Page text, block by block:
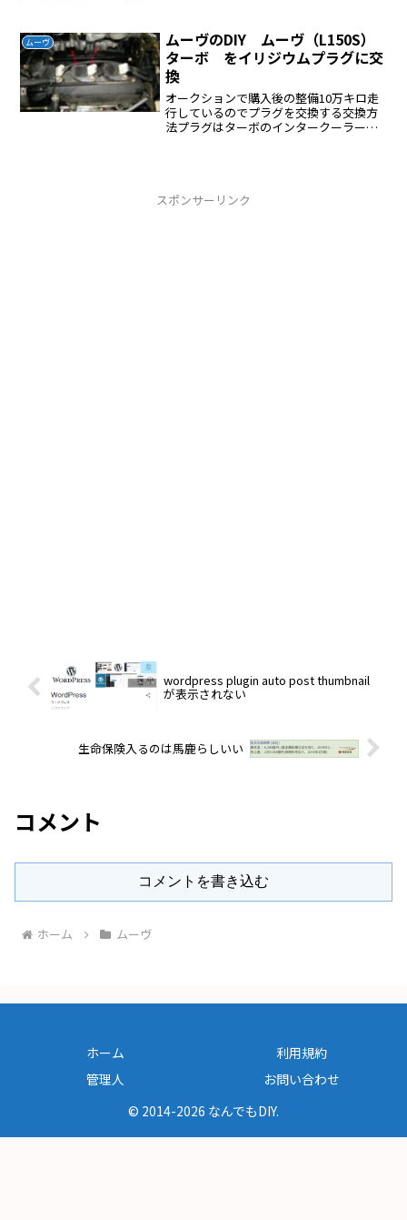
ムーヴ
ムーヴのDIY ムーヴ（L150S）
ターボ をイリジウムプラグに交
換
オークションで購入後の整備10万キロ走
行しているのでプラグを交換する交換方
法プラグはターボのインタークーラー下
スポンサーリンク
wordpress plugin auto post thumbnail
が表示されない
生命保険入るのは馬鹿らしいい
コメント
コメントを書き込む
ホーム ムーヴ
ホーム
利用規約
管理人
お問い合わせ
© 2014-2026 なんでもDIY.